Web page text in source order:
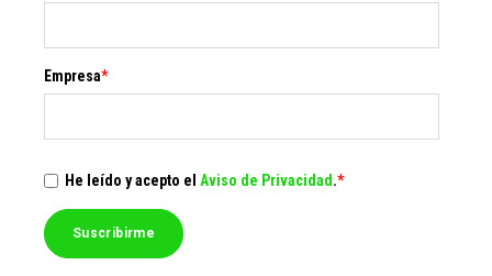
Empresa*
He leído y acepto el Aviso de Privacidad.*